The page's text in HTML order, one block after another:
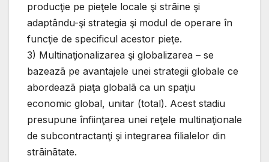
producţie pe pieţele locale şi strãine şi
adaptându-şi strategia şi modul de operare în
funcţie de specificul acestor pieţe.
3) Multinaţionalizarea şi globalizarea – se
bazeazã pe avantajele unei strategii globale ce
abordeazã piaţa globalã ca un spaţiu
economic global, unitar (total). Acest stadiu
presupune înfiinţarea unei reţele multinaţionale
de subcontractanţi şi integrarea filialelor din
strãinãtate.